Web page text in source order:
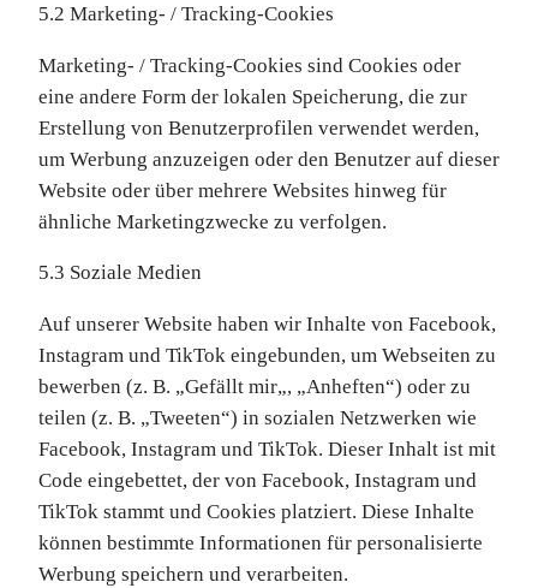
5.2 Marketing- / Tracking-Cookies
Marketing- / Tracking-Cookies sind Cookies oder
eine andere Form der lokalen Speicherung, die zur
Erstellung von Benutzerprofilen verwendet werden,
um Werbung anzuzeigen oder den Benutzer auf dieser
Website oder über mehrere Websites hinweg für
ähnliche Marketingzwecke zu verfolgen.
5.3 Soziale Medien
Auf unserer Website haben wir Inhalte von Facebook,
Instagram und TikTok eingebunden, um Webseiten zu
bewerben (z. B. „Gefällt mir„, „Anheften“) oder zu
teilen (z. B. „Tweeten“) in sozialen Netzwerken wie
Facebook, Instagram und TikTok. Dieser Inhalt ist mit
Code eingebettet, der von Facebook, Instagram und
TikTok stammt und Cookies platziert. Diese Inhalte
können bestimmte Informationen für personalisierte
Werbung speichern und verarbeiten.